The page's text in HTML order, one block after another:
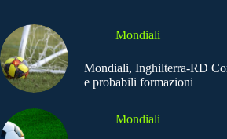
Mondiali
Mondiali, Inghilterra-RD
e probabili formazioni
Mondiali